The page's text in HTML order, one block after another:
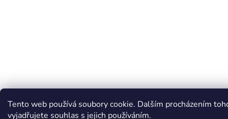
Tento web používá soubory cookie. Dalším procházením
vyjadřujete souhlas s jejich používáním.